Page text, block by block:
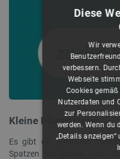
Kleine Plagegeister ...
Es gibt ein gewisses
Spatzen im Leben von
Diese
Wir
verbessern.
Webseite
Cookies
Nutzerdaten und
zur
werden. Wenn du
„Details